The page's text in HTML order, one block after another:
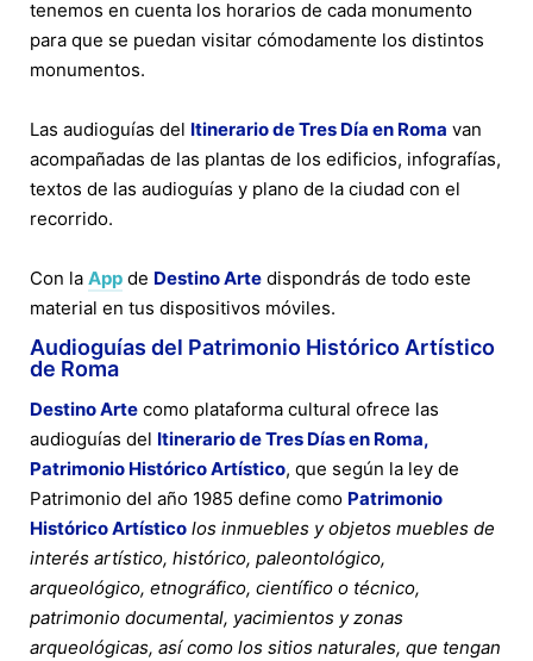
tenemos en cuenta los horarios de cada monumento
para que se puedan visitar cómodamente los distintos
monumentos.
Las audioguías del Itinerario de Tres Día en Roma van
acompañadas de las plantas de los edificios, infografías,
textos de las audioguías y plano de la ciudad con el
recorrido.
Con la App de Destino Arte dispondrás de todo este
material en tus dispositivos móviles.
Audioguías del Patrimonio Histórico Artístico
de Roma
Destino Arte como plataforma cultural ofrece las
audioguías del Itinerario de Tres Días en Roma,
Patrimonio Histórico Artístico, que según la ley de
Patrimonio del año 1985 define como Patrimonio
Histórico Artístico los inmuebles y objetos muebles de
interés artístico, histórico, paleontológico,
arqueológico, etnográfico, científico o técnico,
patrimonio documental, yacimientos y zonas
arqueológicas, así como los sitios naturales, que tengan